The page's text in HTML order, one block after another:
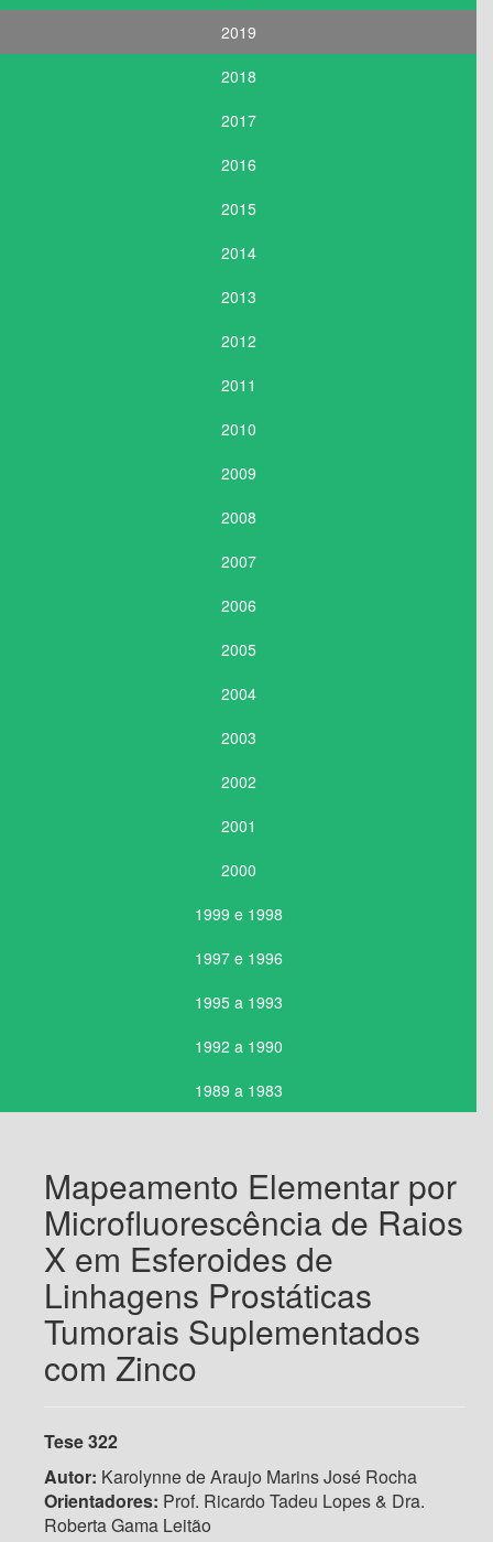
2019
2018
2017
2016
2015
2014
2013
2012
2011
2010
2009
2008
2007
2006
2005
2004
2003
2002
2001
2000
1999 e 1998
1997 e 1996
1995 a 1993
1992 a 1990
1989 a 1983
Mapeamento Elementar por
Microfluorescência de Raios
X em Esferoides de
Linhagens Prostáticas
Tumorais Suplementados
com Zinco
Tese 322
Autor: Karolynne de Araujo Marins José Rocha
Orientadores: Prof. Ricardo Tadeu Lopes & Dra.
Roberta Gama Leitão